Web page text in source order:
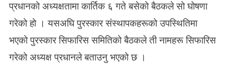
प्रधानको अध्यक्षतामा कार्तिक ६ गते बसेको बैठकले सो घोषणा
गरेको हो । यसअघि पुरस्कार संस्थापकहरूको उपस्थितिमा
भएको पुरस्कार सिफारिस समितिको बैठकले ती नामहरू सिफारिस
गरेको अध्यक्ष प्रधानले बताउनु भएको छ ।